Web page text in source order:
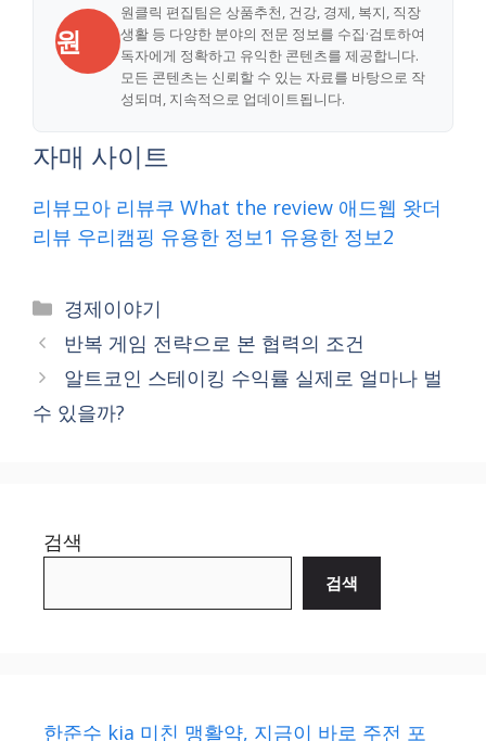
원
원클릭 편집팀은 상품추천, 건강, 경제, 복지, 직장
생활 등 다양한 분야의 전문 정보를 수집·검토하여
독자에게 정확하고 유익한 콘텐츠를 제공합니다.
모든 콘텐츠는 신뢰할 수 있는 자료를 바탕으로 작
성되며, 지속적으로 업데이트됩니다.
자매 사이트
리뷰모아 리뷰쿠 What the review 애드웹 왓더
리뷰 우리캠핑 유용한 정보1 유용한 정보2
Categories
경제이야기
반복 게임 전략으로 본 협력의 조건
알트코인 스테이킹 수익률 실제로 얼마나 벌
수 있을까?
검색
검색
한준수 kia 미친 맹활약, 지금이 바로 주전 포